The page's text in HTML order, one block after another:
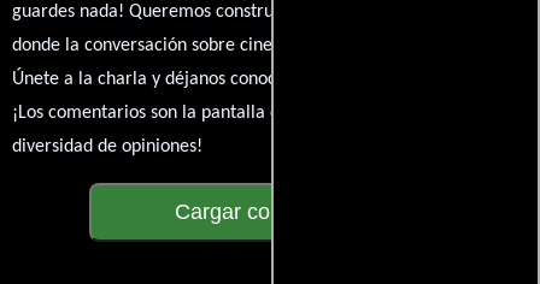
guardes nada! Queremos construir una comunidad apasionada
donde la conversación sobre cine y series nunca se detenga.
Únete a la charla y déjanos conocer tu mundo cinematográfico.
¡Los comentarios son la pantalla donde se proyecta nuestra
diversidad de opiniones!
Cargar comentarios